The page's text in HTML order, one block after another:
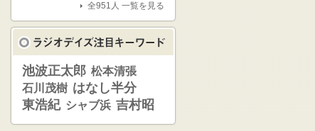
全951人 一覧を見る
池波正太郎 松本清張
石川茂樹 はなし半分
東浩紀 シャブ浜 吉村昭